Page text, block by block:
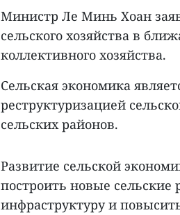
Министр Ле Минь Хоан
сельского хозяйства в
коллективного хозяйства.
Сельская экономика
реструктуризацией
сельских районов.
Развитие сельской
построить новые сельские
инфраструктуру и